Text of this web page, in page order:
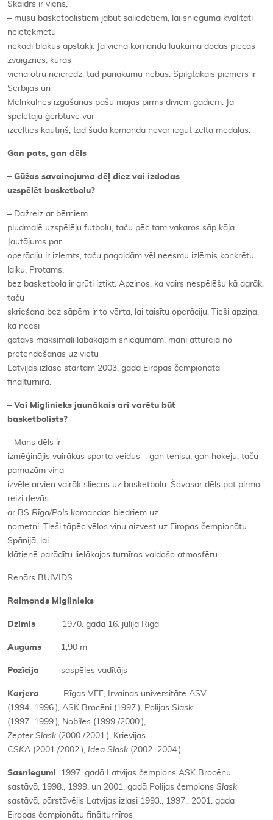
Skaidrs ir viens,
– mūsu basketbolistiem jābūt saliedētiem, lai snieguma kvalitāti
neietekmētu
nekādi blakus apstākļi. Ja vienā komandā laukumā dodas piecas
zvaigznes, kuras
viena otru neieredz, tad panākumu nebūs. Spilgtākais piemērs ir
Serbijas un
Melnkalnes izgāšanās pašu mājās pirms diviem gadiem. Ja
spēlētāju ģērbtuvē var
izcelties kautiņš, tad šāda komanda nevar iegūt zelta medaļas.
Gan pats, gan dēls
– Gūžas savainojuma dēļ diez vai izdodas
uzspēlēt basketbolu?
– Dažreiz ar bērniem
pludmalē uzspēlēju futbolu, taču pēc tam vakaros sāp kāja.
Jautājums par
operāciju ir izlemts, taču pagaidām vēl neesmu izlēmis konkrētu
laiku. Protams,
bez basketbola ir grūti iztikt. Apzinos, ka vairs nespēlēšu kā agrāk,
taču
skriešana bez sāpēm ir to vērta, lai taisītu operāciju. Tieši apziņa,
ka neesi
gatavs maksimāli labākajam sniegumam, mani atturēja no
pretendēšanas uz vietu
Latvijas izlasē startam 2003. gada Eiropas čempionāta
finālturnīrā.
– Vai Miglinieks jaunākais arī varētu būt
basketbolists?
– Mans dēls ir
izmēģinājis vairākus sporta veidus – gan tenisu, gan hokeju, taču
pamazām viņa
izvēle arvien vairāk sliecas uz basketbolu. Šovasar dēls pat pirmo
reizi devās
ar BS Rīga/Pols komandas biedriem uz
nometni. Tieši tāpēc vēlos viņu aizvest uz Eiropas čempionātu
Spānijā, lai
klātienē parādītu lielākajos turnīros valdošo atmosfēru.
Renārs BUIVIDS
Raimonds Miglinieks
Dzimis 1970. gada 16. jūlijā Rīgā
Augums 1,90 m
Pozīcija saspēles vadītājs
Karjera
Rīgas VEF, Irvainas universitāte ASV
(1994.-1996.), ASK Brocēni (1997.), Polijas Slask
(1997.-1999.), Nobiles (1999./2000.),
Zepter Slask (2000./2001.), Krievijas
CSKA (2001./2002.), Idea Slask (2002.-2004.).
Sasniegumi 1997. gadā Latvijas čempions ASK Brocēnu
sastāvā, 1998., 1999. un 2001. gadā Polijas čempions Slask
sastāvā, pārstāvējis Latvijas izlasi 1993., 1997., 2001. gada
Eiropas čempionātu finālturnīros